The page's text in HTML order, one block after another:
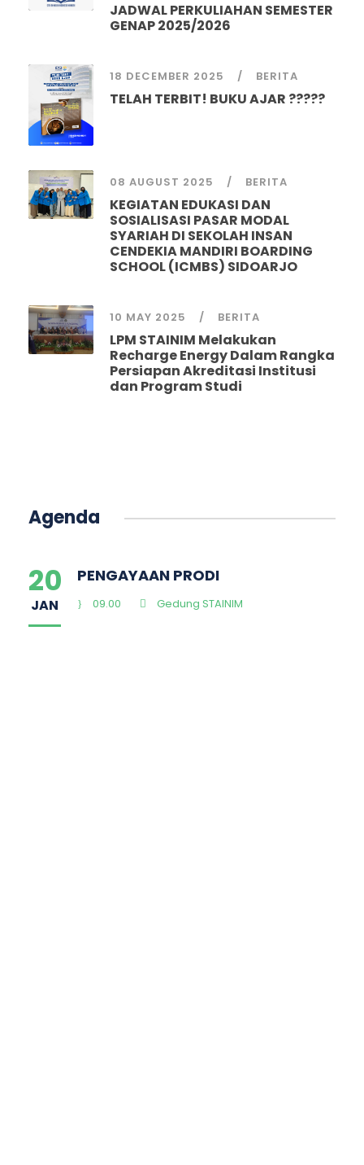
JADWAL PERKULIAHAN SEMESTER
GENAP 2025/2026
18 DECEMBER 2025 BERITA
TELAH TERBIT! BUKU AJAR ?????
08 AUGUST 2025 BERITA
KEGIATAN EDUKASI DAN
SOSIALISASI PASAR MODAL
SYARIAH DI SEKOLAH INSAN
CENDEKIA MANDIRI BOARDING
SCHOOL (ICMBS) SIDOARJO
10 MAY 2025 BERITA
LPM STAINIM Melakukan
Recharge Energy Dalam Rangka
Persiapan Akreditasi Institusi
dan Program Studi
Agenda
20
JAN
PENGAYAAN PRODI
09.00 Gedung STAINIM